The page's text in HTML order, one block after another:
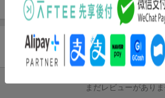
商品レビュー
まだレビューがありま